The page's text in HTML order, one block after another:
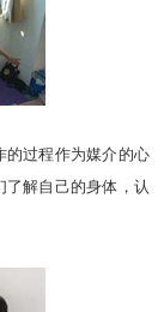
过程作为媒介的心
了解自己的身体，认